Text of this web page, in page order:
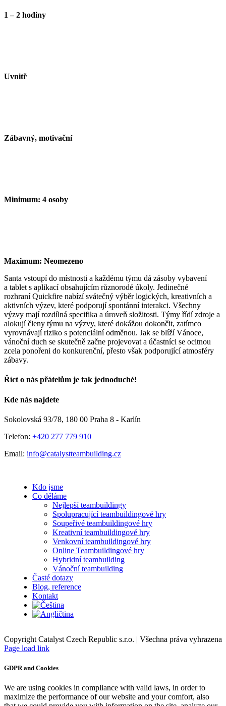
1 – 2 hodiny
Uvnitř
Zábavný, motivační
Minimum: 4 osoby
Maximum: Neomezeno
Santa vstoupí do místnosti a každému týmu dá zásoby vybavení
a tablet s aplikací obsahujícím různorodé úkoly. Jedinečné
rozhraníQuickfire nabízí svátečný výběr logických, kreativních a
aktivních výzev, které podporují spontánní interakci. Všechny
výzvy majírozdílná specifika a úroveň složitosti. Týmy řídí zdroje a
alokujíčleny týmu na výzvy, které dokážou dokončit, zatímco
vyrovnávajíriziko s potenciální odměnou. Jak se blíží Vánoce,
vánoční duch se skutečně začne projevovat a účastníci se ocitnou
zcela ponořeni do konkurenční, přesto však podporující atmosféry
zábavy.
Říct o nás přátelům je tak jednoduché!
Facebook
E-
Kde nás najdete
Sokolovská 93/78, 180 00 Praha 8 - Karlín
Telefon: +420 277 779 910
Email: info@catalystteambuilding.cz
Kdo jsme
Co děláme
Nejlepší teambuildingy
Spolupracující teambuildingové hry
Soupeřivé teambuildingové hry
Kreativní teambuildingové hry
Venkovní teambuildingové hry
Online Teambuildingové hry
Hybridní teambuilding
Vánoční teambuilding
Časté dotazy
Blog, reference
Kontakt
Copyright Catalyst Czech Republic s.r.o. | Všechna práva vyhrazena
Facebook
Instagram
Page load link
GDPR and Cookies
We are using cookies in compliance with valid laws, in order to
maximize the performance of our website and your comfort, also